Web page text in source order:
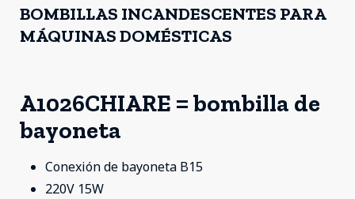
BOMBILLAS INCANDESCENTES PARA
MÁQUINAS DOMÉSTICAS
A1026CHIARE = ​​bombilla de
bayoneta
Conexión de bayoneta B15
220V 15W